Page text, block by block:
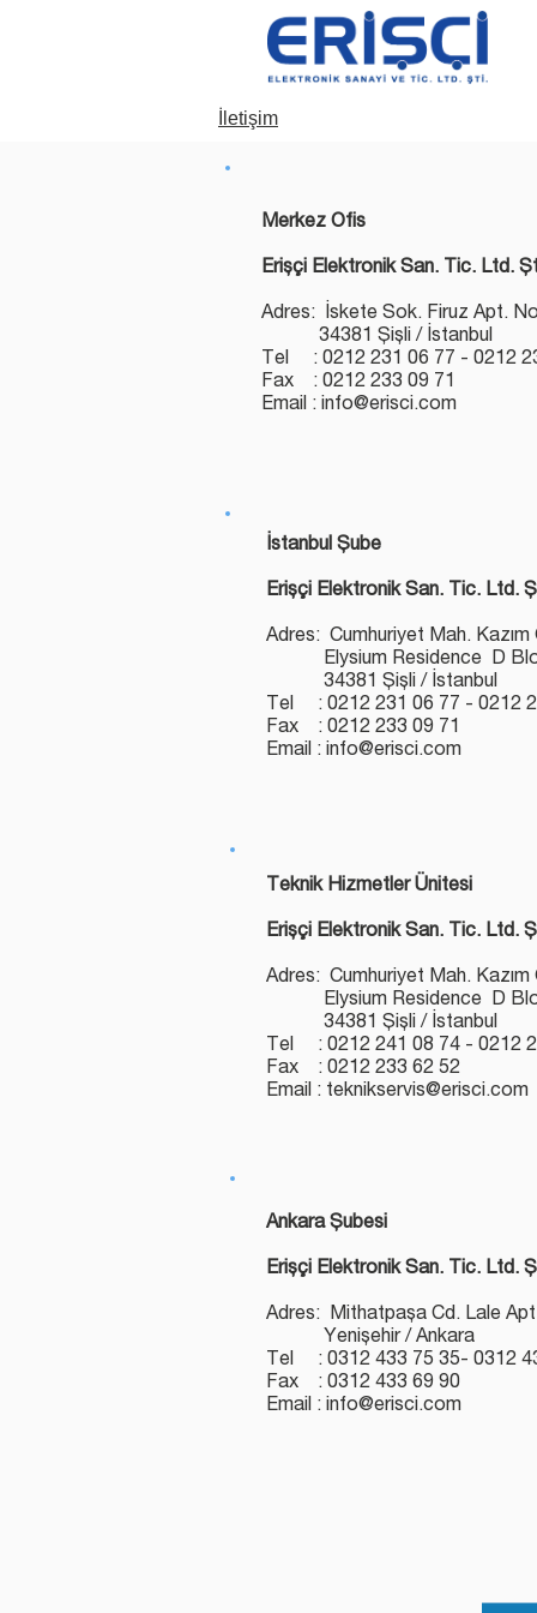
İletişim
Merkez Ofis
Erişçi Elektronik San. Tic. Ltd.
Adres: İskete Sok. Firuz Apt.
34381 Şişli / İstanbul
Tel : 0212 231 06 77 - 0212
Fax : 0212 233 09 71
Email : info@erisci.com
İstanbul Şube
Erişçi Elektronik San. Tic. Ltd.
Adres: Cumhuriyet Mah.
Elysium Residence D
34381 Şişli / İstanbul
Tel : 0212 231 06 77 - 0212
Fax : 0212 233 09 71
Email : info@erisci.com
Teknik Hizmetler Ünitesi
Erişçi Elektronik San. Tic. Ltd.
Adres: Cumhuriyet Mah.
Elysium Residence D
34381 Şişli / İstanbul
Tel : 0212 241 08 74 - 0212
Fax : 0212 233 62 52
Email : teknikservis@erisci.com
Ankara Şubesi
Erişçi Elektronik San. Tic. Ltd.
Adres: Mithatpaşa Cd. Lale
Yenişehir / Ankara
Tel : 0312 433 75 35- 0312
Fax : 0312 433 69 90
Email : info@erisci.com